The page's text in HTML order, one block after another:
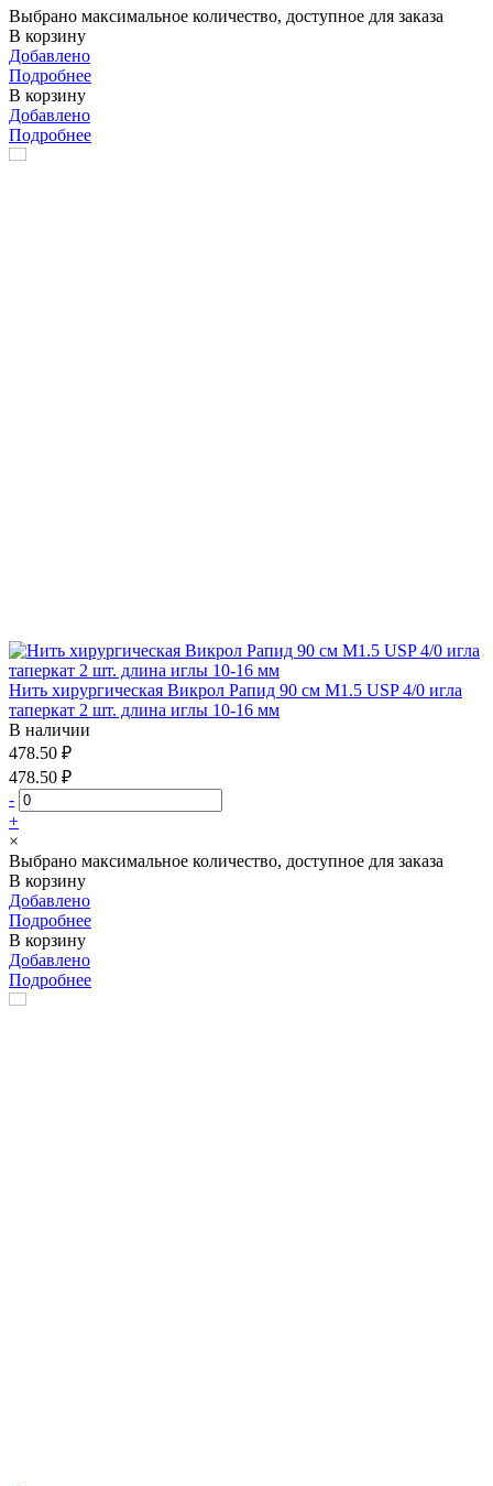
Выбрано максимальное количество, доступное для заказа
В корзину
Добавлено
Подробнее
В корзину
Добавлено
Подробнее
Нить хирургическая Викрол Рапид 90 см М1.5 USP 4/0 игла
таперкат 2 шт. длина иглы 10-16 мм
В наличии
478.50 ₽
478.50 ₽
-
+
×
Выбрано максимальное количество, доступное для заказа
В корзину
Добавлено
Подробнее
В корзину
Добавлено
Подробнее